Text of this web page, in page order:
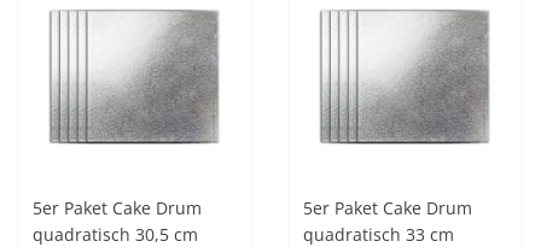
5er Paket Cake Drum
quadratisch 30,5 cm
5er Paket Cake Drum
quadratisch 33 cm